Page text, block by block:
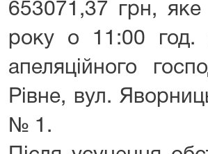
653071,37 грн,
року о 11:00 год.
апеляційного
Рівне, вул.
№ 1.